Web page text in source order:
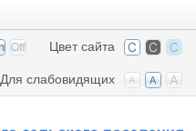
Цвет сайта
Для слабовидящих